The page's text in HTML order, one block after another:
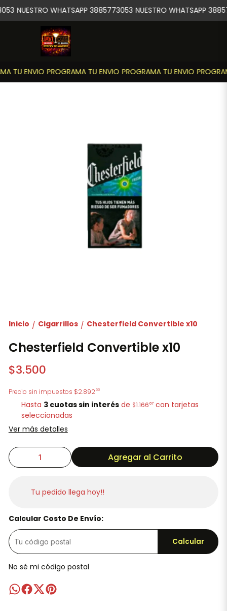
TU ENVIO PROGRAMA TU ENVIO PROGRAMA TU ENVIO
NUESTRO WHATSAPP 3885773053 NUESTRO WHATSAPP
Inicio / Cigarrillos / Chesterfield Convertible x10
Chesterfield Convertible x10
$3.500
Precio sin impuestos $2.89256
Hasta 3 cuotas sin interés de $1.166 67 con tarjetas
seleccionadas
Ver más detalles
Agregar al Carrito
Tu pedido llega hoy!!
Calcular Costo De Envío:
Calcular
No sé mi código postal